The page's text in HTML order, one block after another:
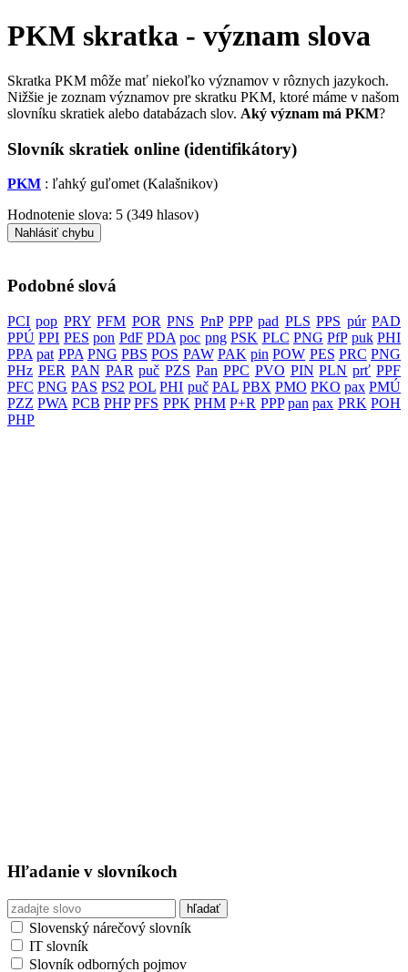
PKM skratka - význam slova
Skratka PKM môže mať niekoľko významov v rôznych jazykoch.
Nižšie je zoznam významov pre skratku PKM, ktoré máme v našom
slovníku skratiek alebo databázach slov. Aký význam má PKM?
Slovník skratiek online (identifikátory)
PKM : ľahký guľomet (Kalašnikov)
Hodnotenie slova: 5 (349 hlasov)
Nahlásiť chybu
Podobné slová
PCI pop PRY PFM POR PNS PnP PPP pad PLS PPS púr PAD
PPÚ PPI PES pon PdF PDA poc png PSK PLC PNG PfP puk PHI
PPA pat PPA PNG PBS POS PAW PAK pin POW PES PRC PNG
PHz PER PAN PAR puč PZS Pan PPC PVO PIN PLN prť PPF
PFC PNG PAS PS2 POL PHI puč PAL PBX PMO PKO pax PMÚ
PZZ PWA PCB PHP PFS PPK PHM P+R PPP pan pax PRK POH
PHP
Hľadanie v slovníkoch
Slovenský nárečový slovník
IT slovník
Slovník odborných pojmov